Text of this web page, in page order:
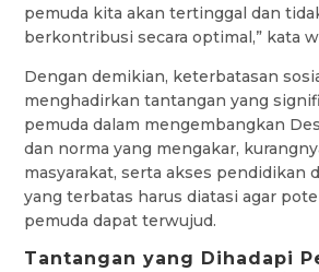
pemuda kita akan tertinggal dan
berkontribusi secara optimal,” kata
Dengan demikian, keterbatasan
menghadirkan tantangan yang
pemuda dalam mengembangkan
dan norma yang mengakar,
masyarakat, serta akses pendidikan
yang terbatas harus diatasi agar
pemuda dapat terwujud.
Tantangan yang Dihadapi